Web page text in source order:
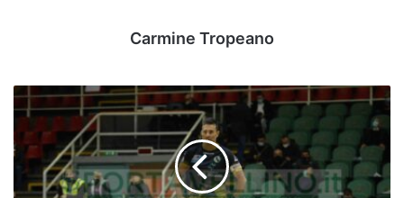
Carmine Tropeano
Massimo
Abate:
"Inizio
di
stagione
complicato,